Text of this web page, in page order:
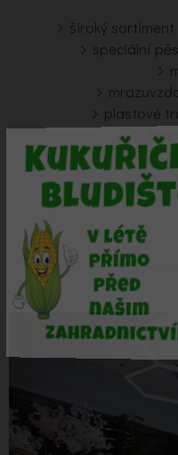
široký
speciální
plastové